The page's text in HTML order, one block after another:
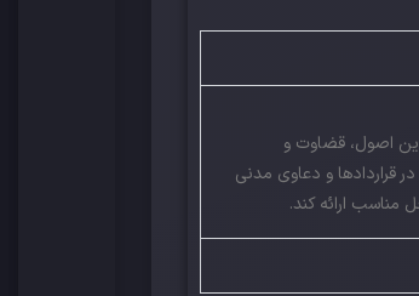
اصول، قضاوت و
قراردادها و دعاوی مدنی
مناسب ارائه کند.